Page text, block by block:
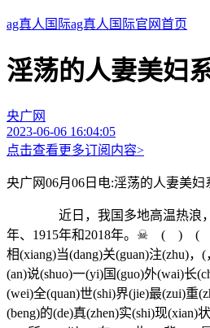
ag真人国际ag真人国际官网首页
淫荡的人妻美妇
央广网
2023-06-06 16:04:05
点击查看更多订阅内容>
央广网06月06日电:淫荡的人妻美
近日，我国多地高温热浪，据上
年、1915年和2018年。☠ ( ) ( )特
相(xiang)当(dang)关(guan)注(zhu)
(an)说(shuo)一(yi)国(guo)外(wai)长
(wei)全(quan)世(shi)界(jie)最(zui)重
(beng)的(de)真(zhen)实(shi)现(xian)